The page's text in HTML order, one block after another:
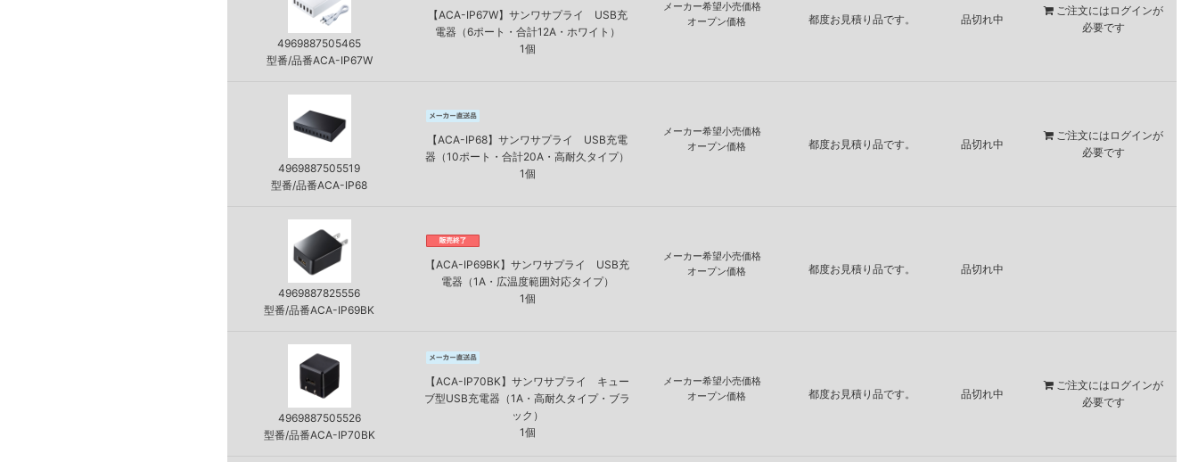
4969887505465
型番/品番ACA-IP67W
【ACA-IP67W】サンワサプライ USB充
電器（6ポート・合計12A・ホワイト）
1個
メーカー希望小売価格
オープン価格
都度お見積り品です。 品切れ中
ご注文には ログインが
必要です
4969887505519
型番/品番ACA-IP68
【ACA-IP68】サンワサプライ USB充電
器（10ポート・合計20A・高耐久タイプ）
1個
メーカー希望小売価格
オープン価格
都度お見積り品です。 品切れ中
ご注文には ログインが
必要です
4969887825556
型番/品番ACA-IP69BK
【ACA-IP69BK】サンワサプライ USB充
電器（1A・広温度範囲対応タイプ）
1個
メーカー希望小売価格
オープン価格
都度お見積り品です。 品切れ中
4969887505526
型番/品番ACA-IP70BK
【ACA-IP70BK】サンワサプライ キュー
ブ型USB充電器（1A・高耐久タイプ・ブラ
ック）
1個
メーカー希望小売価格
オープン価格
都度お見積り品です。 品切れ中
ご注文には ログインが
必要です